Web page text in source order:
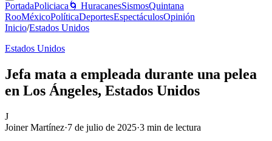
PortadaPoliciaca 🌀 HuracanesSismosQuintana
RooMéxicoPolíticaDeportesEspectáculosOpinión
Inicio/Estados Unidos
Estados Unidos
Jefa mata a empleada durante una pelea
en Los Ángeles, Estados Unidos
J
Joiner Martínez·7 de julio de 2025·3 min de lectura